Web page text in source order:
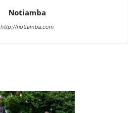
Notiamba
http://notiamba.com